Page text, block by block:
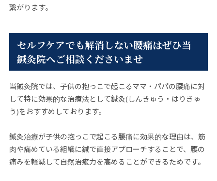
繋がります。
セルフケアでも解消しない腰痛はぜひ当
鍼灸院へご相談くださいませ
当鍼灸院では、子供の抱っこで起こるママ・パパの腰痛に対
して特に効果的な治療法として鍼灸(しんきゅう・はりきゅ
う)をおすすめしております。
鍼灸治療が子供の抱っこで起こる腰痛に効果的な理由は、筋
肉や痛めている組織に鍼で直接アプローチすることで、腰の
痛みを軽減して自然治癒力を高めることができるためです。